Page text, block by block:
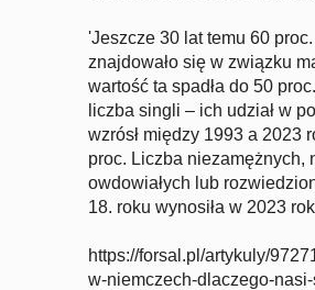
'Jeszcze 30 lat temu 60
znajdowało się w związku
wartość ta spadła do 50
liczba singli – ich udział w
wzrósł między 1993 a 2023
proc. Liczba niezamężnych,
owdowiałych lub
18. roku wynosiła w 2023
https://forsal.pl/artykuly/
w-niemczech-dlaczego-